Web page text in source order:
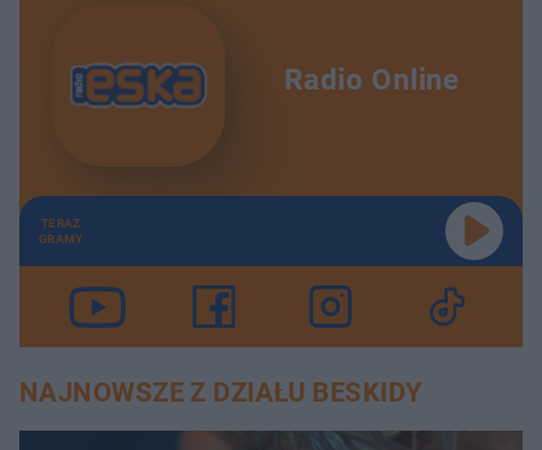
Radio Online
TERAZ
GRAMY
NAJNOWSZE Z DZIAŁU BESKIDY